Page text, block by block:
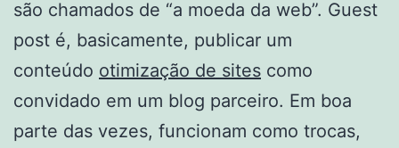
são chamados de “a moeda da web”. Guest
post é, basicamente, publicar um
conteúdo otimização de sites como
convidado em um blog parceiro. Em boa
parte das vezes, funcionam como trocas,